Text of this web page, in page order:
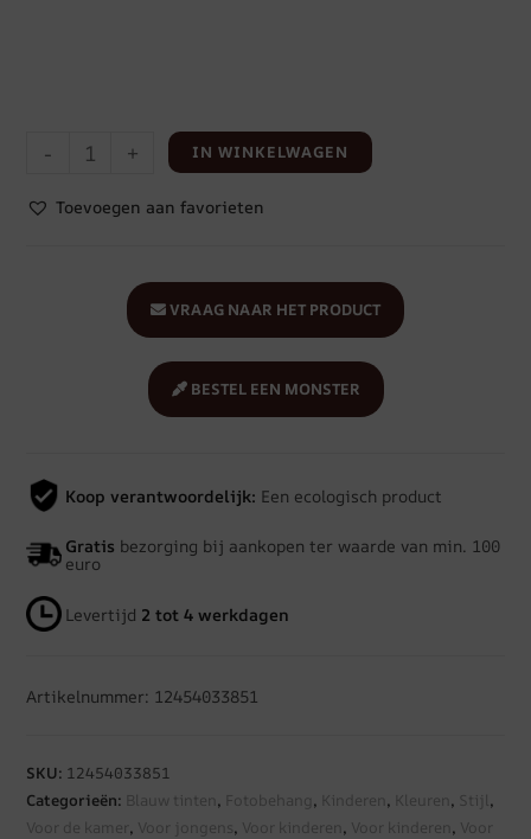
- + IN WINKELWAGEN
Toevoegen aan favorieten
BESTEL EEN MONSTER
VRAAG NAAR HET PRODUCT
Koop verantwoordelijk: Een ecologisch product
Gratis bezorging bij aankopen ter waarde van min. 100
euro
Levertijd 2 tot 4 werkdagen
Artikelnummer: 12454033851
SKU: 12454033851
Categorieën: Blauw tinten , Fotobehang, Kinderen , Kleuren , Stijl,
Voor de kamer, Voor jongens , Voor kinderen , Voor kinderen , Voor